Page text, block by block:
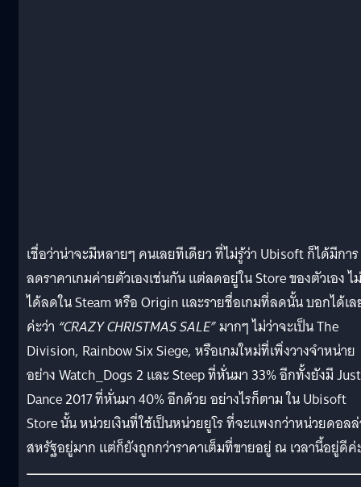
เชื่อว่าน่าจะมีหลายๆ คนเลยทีเดียว ที่ไม่รู้ว่า Ubisoft ก็ได้มีการ
ลดราคาเกมค่ายตัวเองเช่นกัน แต่ลดอยู่ใน Store ของตัวเอง ไม่
ได้ลดใน Steam หรือ Origin และรายชื่อเกมที่ลดนั้น บอกได้เ
ค่ะว่า “CRAZY CHRISTMAS SALE”มากๆ ไม่ว่าจะเป็น The
Division, Rainbow Six Siege, หรือเกมใหม่ที่เพิ่งวางจำหน่าย
อย่าง Watch_Dogs 2 และ Steep ที่หั่นมา 33% อีกทั้งยังมี Just
Dance 2017 ที่หั่นมา 40% อีกด้วย อย่างไรก็ตาม ใน Ubisoft
Store นั้น หน่วยเงินที่ใช้เป็นหน่วยยูโร ที่จะแพงกว่าหน่วยดอล
สหรัฐอยู่มาก แต่ก็ยังถูกกว่าราคาเต็มที่ขายอยู่ ณ เวลานี้อยู่ดีค่